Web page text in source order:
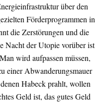
über den
Förderprogrammen in
die Zerstörungen und die
Nacht der Utopie vorüber ist
wird aufpassen müssen,
einer Abwanderungsmauer
Habeck prahlt, wollen
Geld ist, das gutes Geld